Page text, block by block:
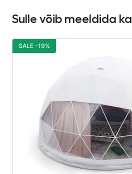
Sulle võib meeldida ka
SALE -19%